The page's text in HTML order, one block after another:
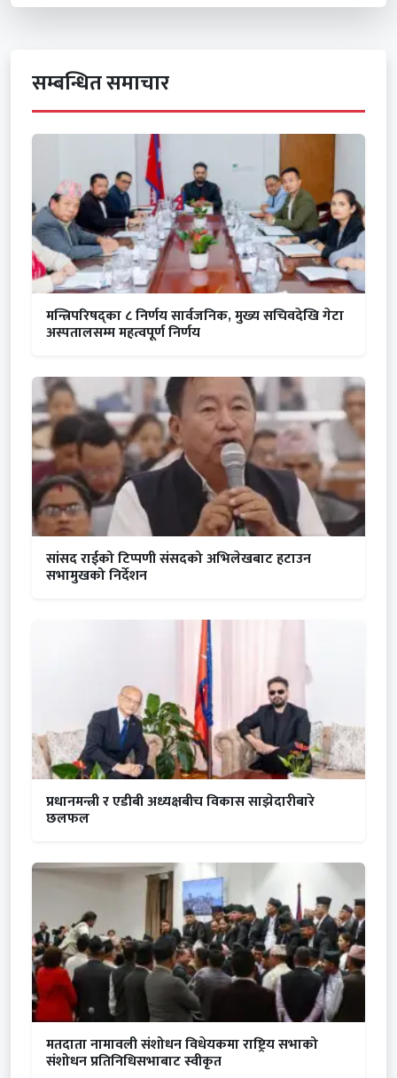
सम्बन्धित समाचार
मन्त्रिपरिषद्का ८ निर्णय सार्वजनिक, मुख्य सचिवदेखि गेटा
अस्पतालसम्म महत्वपूर्ण निर्णय
सांसद राईको टिप्पणी संसदको अभिलेखबाट हटाउन
सभामुखको निर्देशन
प्रधानमन्त्री र एडीबी अध्यक्षबीच विकास साझेदारीबारे
छलफल
मतदाता नामावली संशोधन विधेयकमा राष्ट्रिय सभाको
संशोधन प्रतिनिधिसभाबाट स्वीकृत